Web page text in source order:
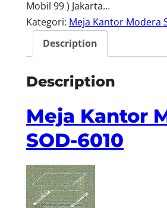
Mobil 99 ) Jakarta…
Kategori: Meja Kantor Modera
Description
Description
Meja Kantor
SOD-6010